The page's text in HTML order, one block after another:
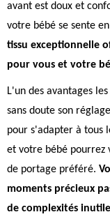
avant est doux et
votre bébé se sente
tissu exceptionnelle
pour vous et votre
L'un des avantages
sans doute son
pour s'adapter à tous
et votre bébé pourrez
de portage préféré.
moments précieux
de complexités